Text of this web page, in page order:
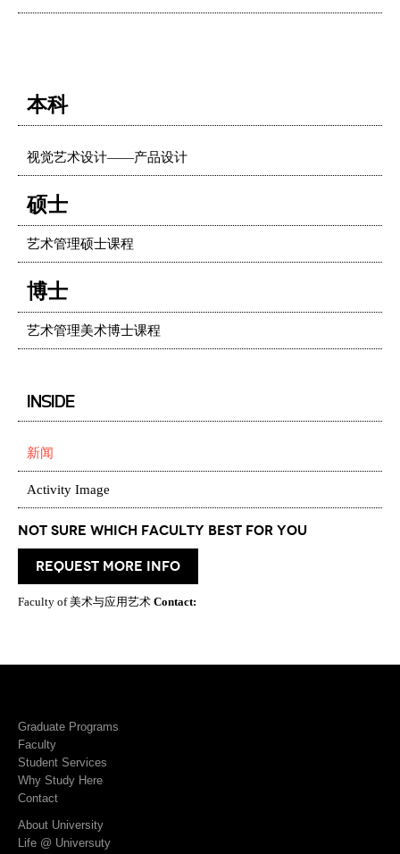
本科
视觉艺术设计——产品设计
硕士
艺术管理硕士课程
博士
艺术管理美术博士课程
INSIDE
新闻
Activity Image
Not Sure which Faculty best for you
request more info
Faculty of 美术与应用艺术 Contact:
Graduate Programs
Faculty
Student Services
Why Study Here
Contact
About University
Life @ Universuty